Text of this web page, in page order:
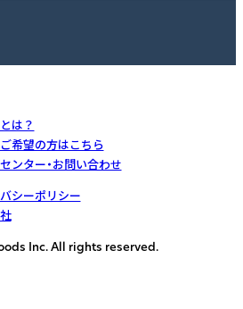
は？
希望の方はこちら
ンター・お問い合わせ
シーポリシー
Inc. All rights reserved.